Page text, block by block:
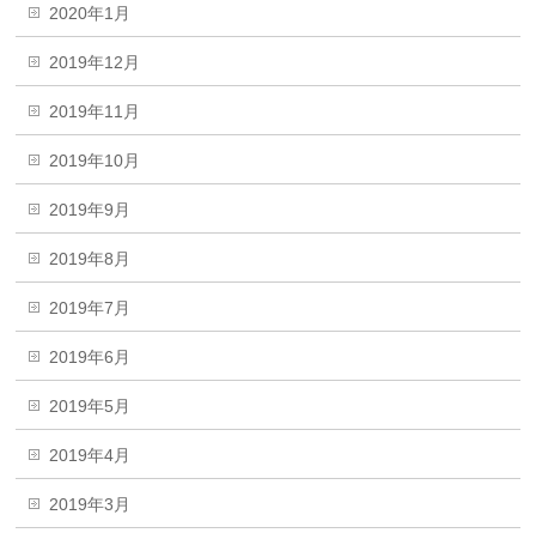
2020年1月
2019年12月
2019年11月
2019年10月
2019年9月
2019年8月
2019年7月
2019年6月
2019年5月
2019年4月
2019年3月